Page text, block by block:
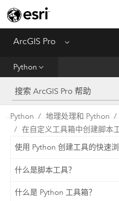
ArcGIS Pro Menu
Python
工具参考
Python
SDK
Python 地理处理和 Python
在自定义工具箱中创建脚本
使用 Python 创建工具的快速
什么是脚本工具？
什么是 Python 工具箱？